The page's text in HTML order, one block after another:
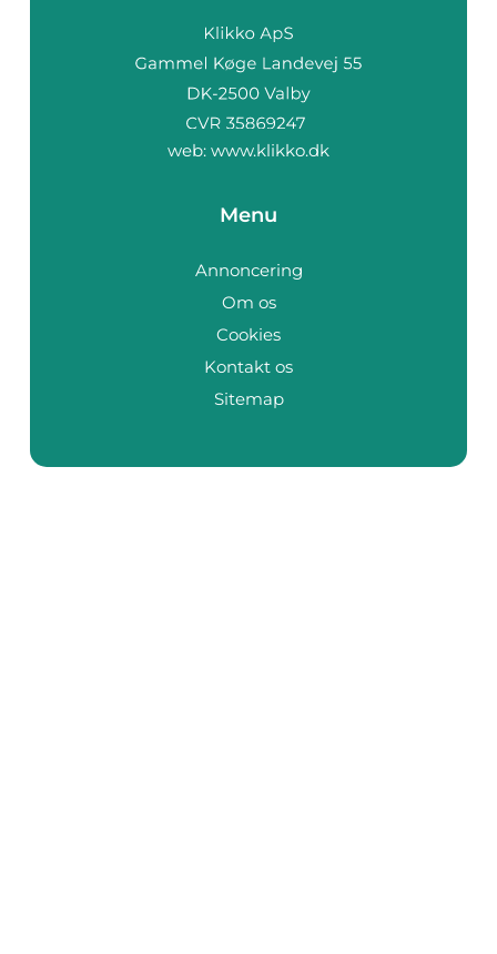
web: www.klikko.dk
Menu
Annoncering
Om os
Cookies
Kontakt os
Sitemap